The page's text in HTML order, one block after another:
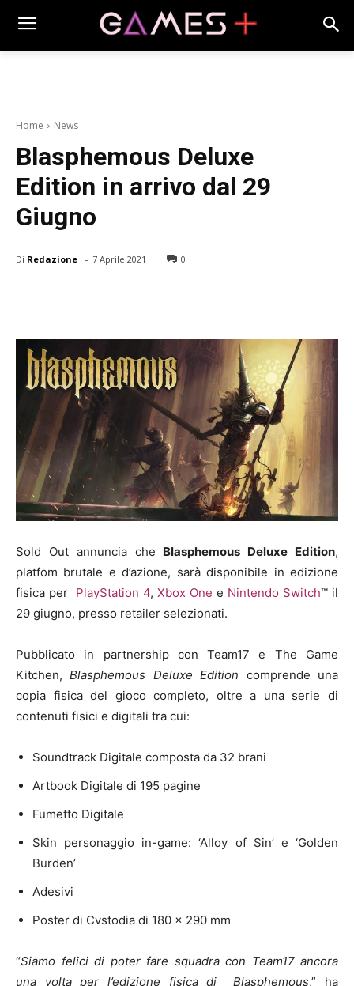
Home News
Blasphemous Deluxe
Edition in arrivo dal 29
Giugno
Di Redazione - 7 Aprile 2021 0
Sold Out annuncia che Blasphemous Deluxe Edition,
platfom brutale e d’azione, sarà disponibile in edizione
fisica per PlayStation 4, Xbox One e Nintendo Switch™ il
29 giugno, presso retailer selezionati.
Pubblicato in partnership con Team17 e The Game
Kitchen,Blasphemous Deluxe Edition comprende una
copia fisica del gioco completo, oltre a una serie di
contenuti fisici e digitali tra cui:
Soundtrack Digitale composta da 32 brani
Artbook Digitale di 195 pagine
Fumetto Digitale
Skin personaggio in-game: ‘Alloy of Sin’ e ‘Golden
Burden’
Adesivi
Poster di Cvstodia di 180 x 290 mm
“Siamo felici di poter fare squadra con Team17 ancora
una volta per l’edizione fisica di Blasphemous,” ha